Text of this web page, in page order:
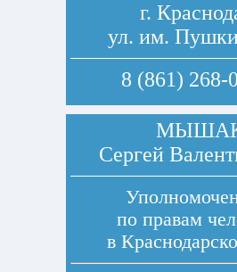
г.
ул. им.
8 (861) 268-
Сергей
по правам
в